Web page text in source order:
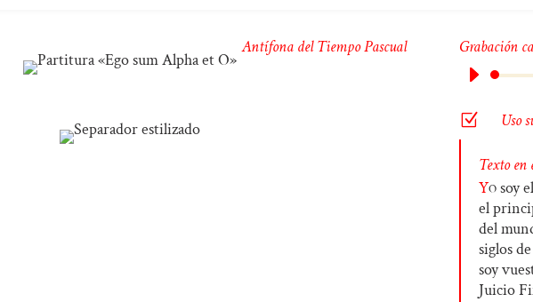
Antífona del Tiempo Pascual Grabación
Z Uso
Texto en
Yosoy
el
del
siglos
soy
Juicio